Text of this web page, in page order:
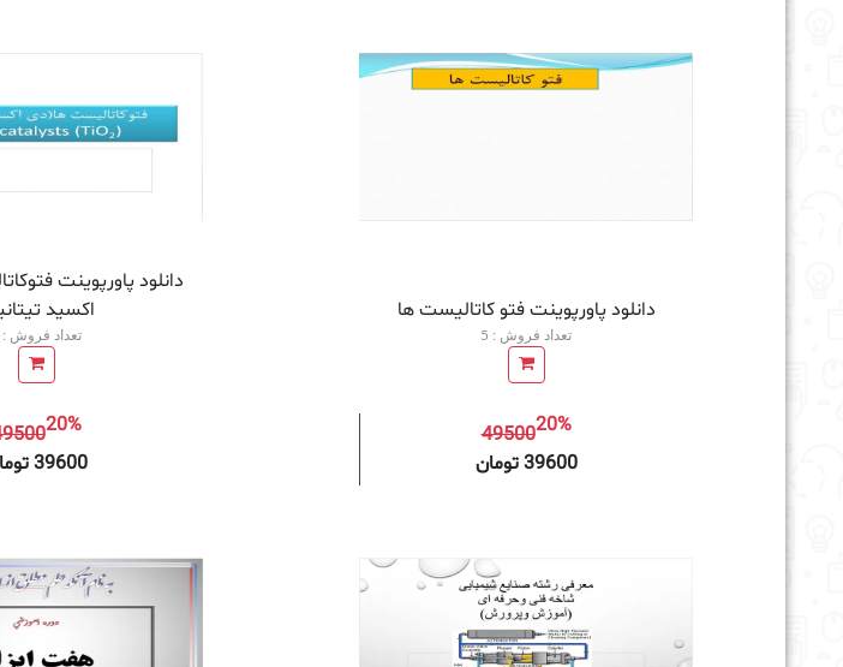
دانلود پاورپوینت فتو کاتالیست ها
تعداد فروش : 5
4950020%
39600 تومان
دانلود پاورپوینت
اکسید
تعداد فروش : 5
20%
39600 تومان